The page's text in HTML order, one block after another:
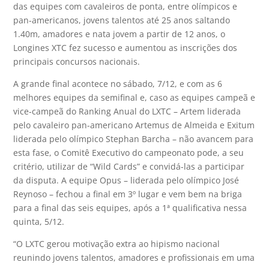
das equipes com cavaleiros de ponta, entre olímpicos e
pan-americanos, jovens talentos até 25 anos saltando
1.40m, amadores e nata jovem a partir de 12 anos, o
Longines XTC fez sucesso e aumentou as inscrições dos
principais concursos nacionais.
A grande final acontece no sábado, 7/12, e com as 6
melhores equipes da semifinal e, caso as equipes campeã e
vice-campeã do Ranking Anual do LXTC – Artem liderada
pelo cavaleiro pan-americano Artemus de Almeida e Exitum
liderada pelo olímpico Stephan Barcha – não avancem para
esta fase, o Comitê Executivo do campeonato pode, a seu
critério, utilizar de “Wild Cards” e convidá-las a participar
da disputa. A equipe Opus – liderada pelo olímpico José
Reynoso – fechou a final em 3º lugar e vem bem na briga
para a final das seis equipes, após a 1ª qualificativa nessa
quinta, 5/12.
“O LXTC gerou motivação extra ao hipismo nacional
reunindo jovens talentos, amadores e profissionais em uma